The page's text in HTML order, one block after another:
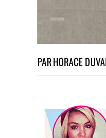
PARHORACE